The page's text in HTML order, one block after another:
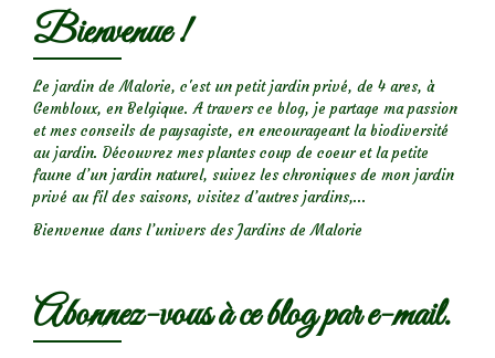
Bienvenue !
Le jardin de Malorie, c'est un petit jardin privé, de 4 ares, à
Gembloux, en Belgique. A travers ce blog, je partage ma passion
et mes conseils de paysagiste, en encourageant la biodiversité
au jardin. Découvrez mes plantes coup de coeur et la petite
faune d’un jardin naturel, suivez les chroniques de mon jardin
privé au fil des saisons, visitez d’autres jardins,...
Bienvenue dans l’univers des Jardins de Malorie
Abonnez-vous à ce blog par e-mail.